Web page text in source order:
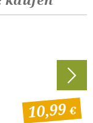
10,99